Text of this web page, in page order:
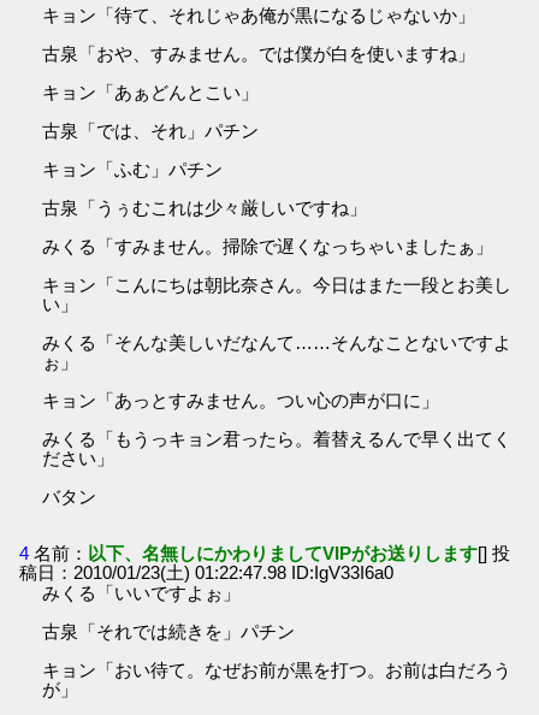
キョン「待て、それじゃあ俺が黒になるじゃないか」
古泉「おや、すみません。では僕が白を使いますね」
キョン「あぁどんとこい」
古泉「では、それ」パチン
キョン「ふむ」パチン
古泉「うぅむこれは少々厳しいですね」
みくる「すみません。掃除で遅くなっちゃいましたぁ」
キョン「こんにちは朝比奈さん。今日はまた一段とお美し
い」
みくる「そんな美しいだなんて……そんなことないですよ
ぉ」
キョン「あっとすみません。つい心の声が口に」
みくる「もうっキョン君ったら。着替えるんで早く出てく
ださい」
バタン
4 名前： 以下、名無しにかわりましてVIPがお送りします[] 投
稿日：2010/01/23(土) 01:22:47.98 ID:IgV33I6a0
みくる「いいですよぉ」
古泉「それでは続きを」パチン
キョン「おい待て。なぜお前が黒を打つ。お前は白だろう
が」